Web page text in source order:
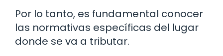
Por lo tanto, es fundamental conocer
las normativas específicas del lugar
donde se va a tributar.